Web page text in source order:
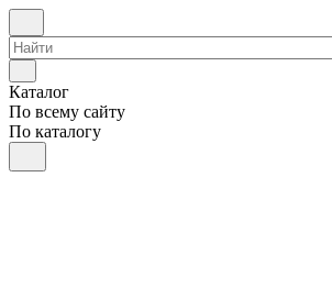
Каталог
По всему сайту
По каталогу